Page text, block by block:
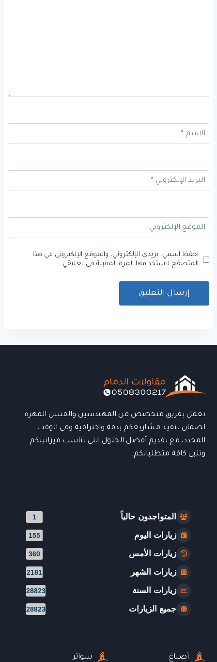
الاسم*
البريد الإلكتروني*
الموقع الإلكتروني
احفظ اسمي، بريدي الإلكتروني، والموقع الإلكتروني في هذا
المتصفح لاستخدامها المرة المقبلة في تعليقي.
نعمل بفريق متخصص من المهندسين والفنيين المهرة
لضمان تنفيذ مشاريعكم بدقة واحترافية وفي الوقت
المحدد، مع تقديم أفضل الحلول التي تناسب ميزانيتكم
وتلبي كافة متطلباتكم.
المتواجدون حالياً 1
زيارات اليوم 155
زيارات الأمس 360
زيارات الشهر 2181
زيارات السنة 28823
جميع الزيارات 28823
أصباغ سواتر